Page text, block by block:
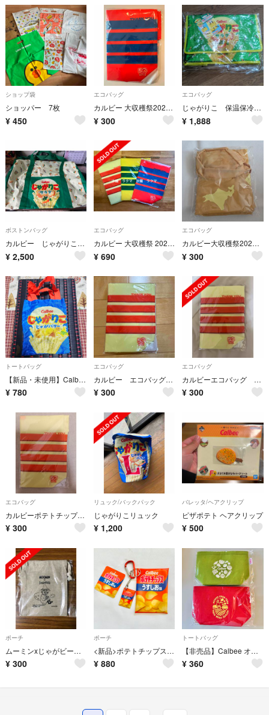
ショップ袋
ショッパー 7枚
¥ 450
エコバッグ
カルビー 大収穫祭2025 オリジナルエコバッグ
¥ 300
エコバッグ
じゃがりこ 保温保冷バッグ
¥ 1,888
ボストンバッグ
カルビー じゃがりこサラダ 2WAY ボストンバッグ
¥ 2,500
エコバッグ
カルビー 大収穫祭 2025 オリジナルエコバッグ 3点セット
¥ 690
エコバッグ
カルビー大収穫祭2021オリジナルエコバッグ
¥ 300
トートバッグ
【新品・未使用】Calbee トートバッグ じゃがりこ じゃがバター B5
¥ 780
エコバッグ
カルビー エコバッグ 非売品 2025
¥ 300
エコバッグ
カルビーエコバッグ 非売品
¥ 300
エコバッグ
カルビーポテトチップス50周年記念エコバッグ
¥ 300
リュック/バックパック
じゃがりこリュック
¥ 1,200
バレッタ/ヘアクリップ
ピザポテト ヘアクリップ
¥ 500
ポーチ
ムーミンxじゃがビー シャンブリック巾着 カルビー【非売品】【未開封】
¥ 300
ポーチ
<新品>ポテトチップス うすしお マルチケース カラビナ PVCポーチ
¥ 880
トートバッグ
【非売品】Calbee オリジナル エコフェルトミニバッグ 2点セット
¥ 360